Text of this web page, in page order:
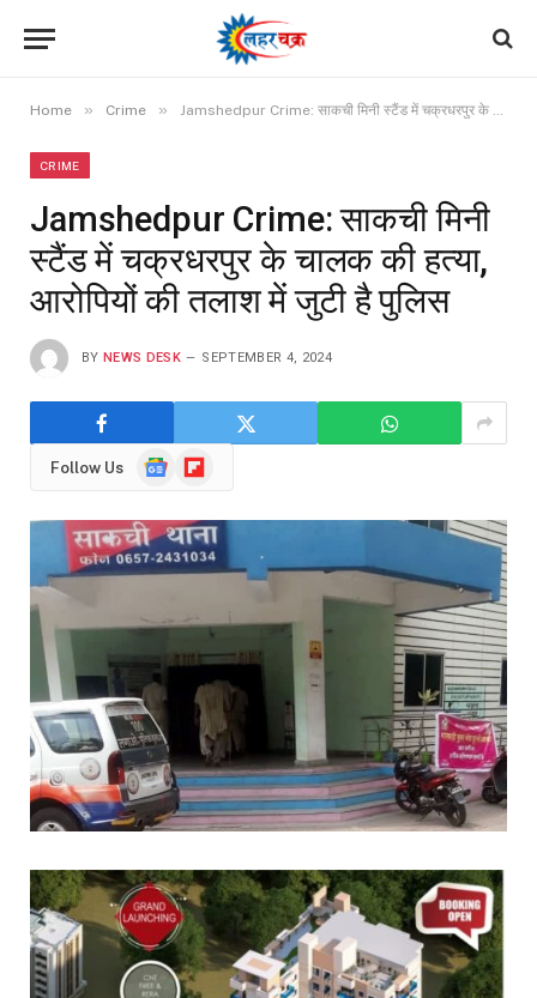
Home » Crime » Jamshedpur Crime: साकची मिनी स्टैंड में चक्रधरपुर के चालक की हत्या, आरोपियों की तलाश में जुटी है पुलिस
CRIME
Jamshedpur Crime: साकची मिनी
स्टैंड में चक्रधरपुर के चालक की हत्या,
आरोपियों की तलाश में जुटी है पुलिस
BY NEWS DESK SEPTEMBER 4, 2024
Follow Us
GoogleFlipboard